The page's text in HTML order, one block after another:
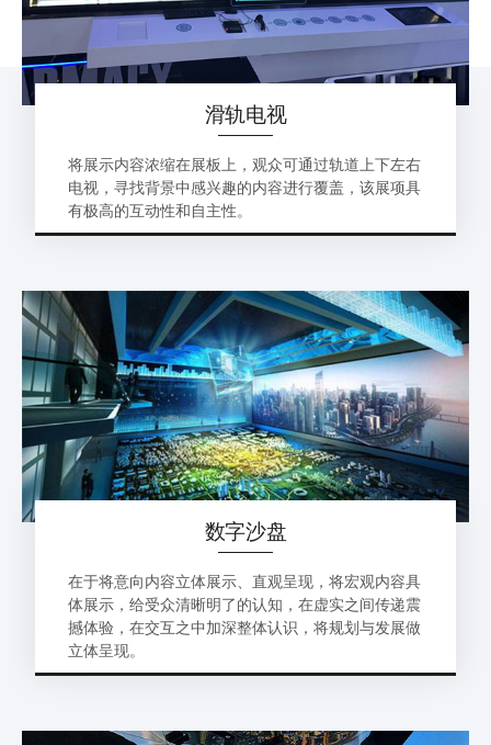
滑轨电视
将展示内容浓缩在展板上，观众可通过轨道上下左右
电视，寻找背景中感兴趣的内容进行覆盖，该展项具
有极高的互动性和自主性。
数字沙盘
在于将意向内容立体展示、直观呈现，将宏观内容具
体展示，给受众清晰明了的认知，在虚实之间传递震
撼体验，在交互之中加深整体认识，将规划与发展做
立体呈现。